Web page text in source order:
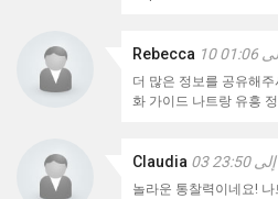
Rebecca
더 많은 정보를 공유해
화 가이드 나트랑 유흥
Claudia
놀라운 통찰력이네요!